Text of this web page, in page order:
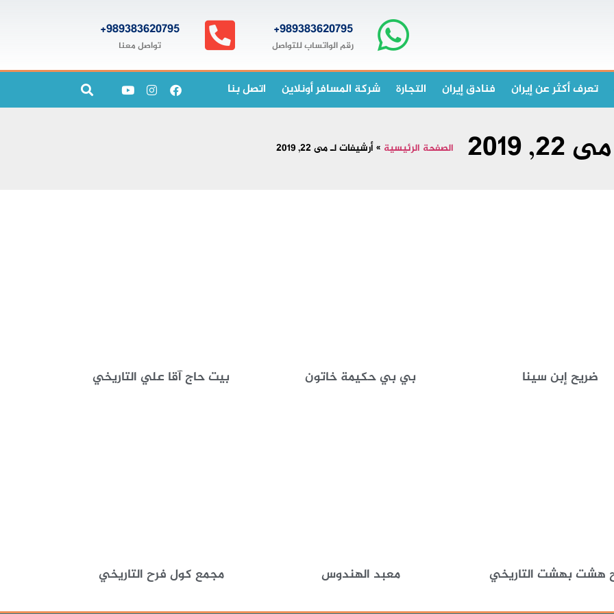
989383620795+
رقم الواتساب للتواصل
989383620795+
تواصل معنا
تعرف أكثر عن إيران فنادق إيران التجارة شركة المسافر أونلاين اتصل بنا
می 22, 2019 الصفحة الرئيسية » أرشيفات لـ می 22, 2019
ضريح إبن سينا بي بي حكيمة خاتون بيت حاج آقا علي التاريخي
هشت بهشت التاريخي معبد الهندوس مجمع كول فرح التاريخي